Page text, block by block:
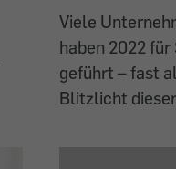
Viele
haben 2022
geführt – fast
Blitzlicht